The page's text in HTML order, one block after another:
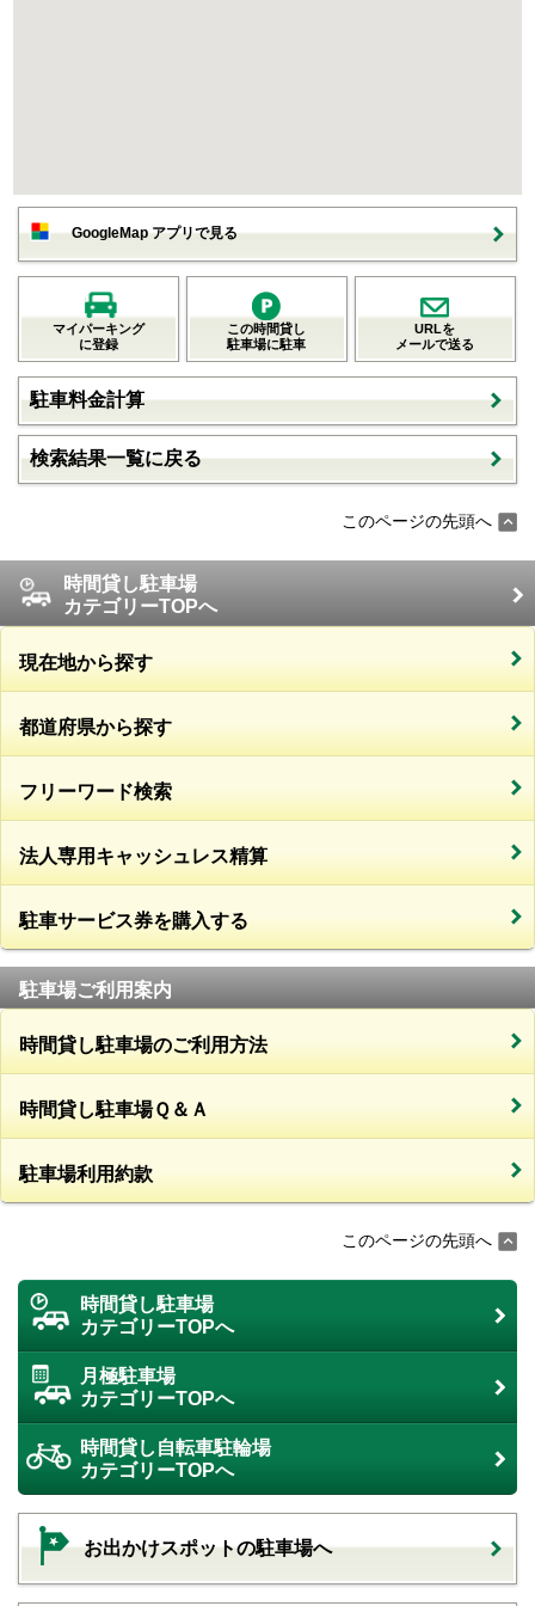
GoogleMap アプリで見る
マイパーキング
に登録
この時間貸し
駐車場に駐車
URLを
メールで送る
駐車料金計算
検索結果一覧に戻る
このページの先頭へ
時間貸し駐車場
カテゴリーTOPへ
現在地から探す
都道府県から探す
フリーワード検索
法人専用キャッシュレス精算
駐車サービス券を購入する
駐車場ご利用案内
時間貸し駐車場のご利用方法
時間貸し駐車場Ｑ＆Ａ
駐車場利用約款
このページの先頭へ
時間貸し駐車場
カテゴリーTOPへ
月極駐車場
カテゴリーTOPへ
時間貸し自転車駐輪場
カテゴリーTOPへ
お出かけスポットの駐車場へ